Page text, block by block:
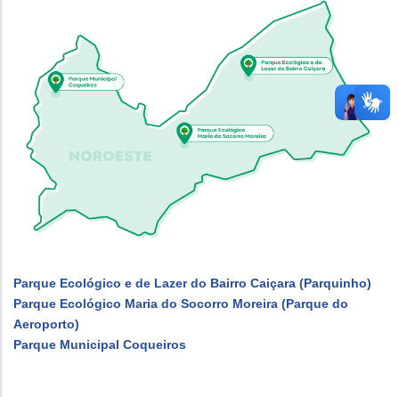
Parque Ecológico e de Lazer do Bairro Caiçara (Parquinho)
Parque Ecológico Maria do Socorro Moreira (Parque do
Aeroporto)
Parque Municipal Coqueiros